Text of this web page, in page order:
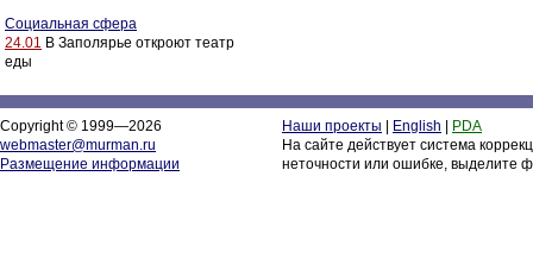
Социальная сфера
24.01 В Заполярье откроют театр
еды
Copyright © 1999—2026
webmaster@murman.ru
Размещение информации
Наши проекты English
PDA
На сайте действует система
неточности или ошибке, выделите